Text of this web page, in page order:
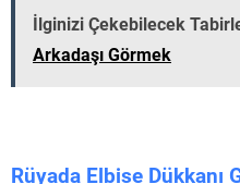
İlginizi Çekebilecek
Arkadaşı Görmek
Rüyada Elbise Dükkanı